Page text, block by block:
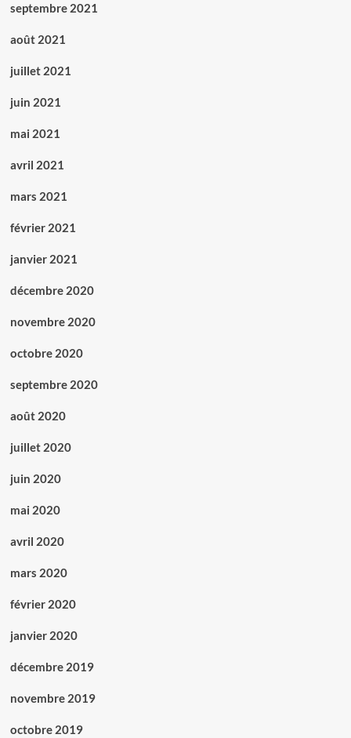
septembre 2021
août 2021
juillet 2021
juin 2021
mai 2021
avril 2021
mars 2021
février 2021
janvier 2021
décembre 2020
novembre 2020
octobre 2020
septembre 2020
août 2020
juillet 2020
juin 2020
mai 2020
avril 2020
mars 2020
février 2020
janvier 2020
décembre 2019
novembre 2019
octobre 2019